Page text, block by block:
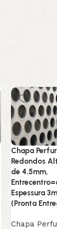
Chapa
Redondos
de 4.5mm,
Espessura
(Pronta
Chapa